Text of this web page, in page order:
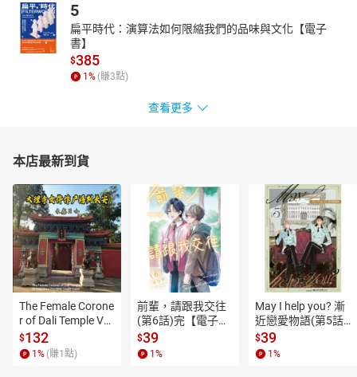
高的「強勢唇膏」，從質地上看會發現，下半年新品不是只有霧面
唇彩獨領風采，春夏季最常出現的水潤感、絲緞感唇彩在本季也非
常受歡迎！這次編輯部要來推薦下半年最愛的唇彩新品，每一款都
是社群熱烈討論中的人氣款，快來看看編輯們的愛用心得吧！
讓雙眼放大1.5倍不止！暈染出漸層玫瑰色美眸
2019必收「焦糖系眼妝16品」
勾勒的迷人線條呢？這次分享給大家編編們近期最喜歡的眼妝產
品，從眼影盤到睫毛膏、眼線通通有，開架跟專櫃也各有愛好者，
如果秋冬到了也想換個眼妝風格、不妨參考看看這些品項唷！
告別死皮暗黑唇！女子必看！用完男友都想親下去！
初生寶寶級「護唇神品13選」
妳最喜歡擦什麼顏色的指彩呢？通常顯白、能修飾雙手膚色的絕對
是大家的首選，凡舉優雅的豆沙色、知性可可色、迷人的磚紅、酒
紅色等等都在人氣排行中榜上有名！而今年颳起一陣「奶茶色風
潮」，一直都深受眾人喜愛的大地基礎色，加入奶霜般的迷濛調
性，帶點迷人微醺氛圍無論是放在重點彩妝或是指彩都非常好看！
所以這次〈神級單品〉收集了6款「溫柔奶茶」指甲油，讓妳的雙手
5
扁平時代：演算法如何限縮我們的品味與文化【電子
書】
$385
1 % (賺3點)
查看更多
本店最新到貨
The Female Corone
r of Dali Temple Vo
l.6【有聲書】
$132
1 % (賺1 點)
前輩，請跟我交往
(第6話)完【電子
書】
$39
1 %
May I help you? 漸
近戀愛物語(第5話)
【電子書】
$39
1 %